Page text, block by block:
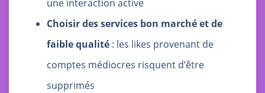
une interaction active
Choisir des services bon marché et de
faible qualité : les likes provenant de
comptes médiocres risquent d’être
supprimés